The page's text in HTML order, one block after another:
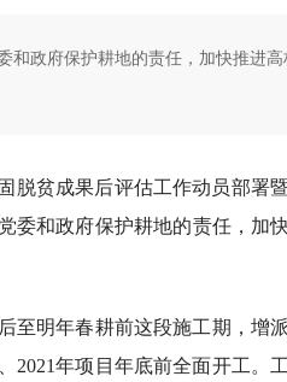
和政府保护耕地的责任，加快推进
脱贫成果后评估工作动员部署
委和政府保护耕地的责任，加
至明年春耕前这段施工期，增
2021年项目年底前全面开工。